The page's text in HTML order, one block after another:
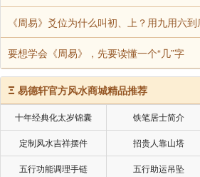
镇宅辟邪：黄金具有纯阳之气
水中具备抵御邪气的特殊能力。
黄金时，它能够形成一个强大的气
界负面能量的入侵。例如，在大
意吉祥的黄金饰品，可守护家宅
一个安全、祥和的居住环境。
《周易》爻位为什么叫初、上？用九用六
要想学会《周易》，先要读懂一个“几”字
Ξ 易德轩官方风水商城精品推荐
十年经典化太岁锦囊 铁笔居士简介
定制风水吉祥摆件 招贵人靠山塔
五行功能调理手链 五行助运吊坠